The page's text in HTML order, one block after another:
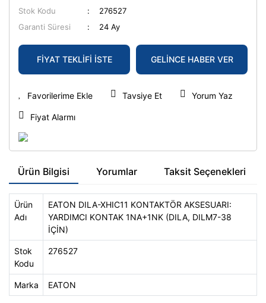
Stok Kodu
276527
Garanti Süresi
24 Ay
FİYAT TEKLİFİ İSTE GELİNCE HABER VER
Tavsiye Et Yorum Yaz
Fiyat Alarmı
Ürün Bilgisi Yorumlar Taksit Seçenekleri
Ürün
Adı
EATON DILA-XHIC11 KONTAKTÖR AKSESUARI:
YARDIMCI KONTAK 1NA+1NK (DILA, DILM7-38
İÇİN)
Stok
Kodu
276527
Marka EATON